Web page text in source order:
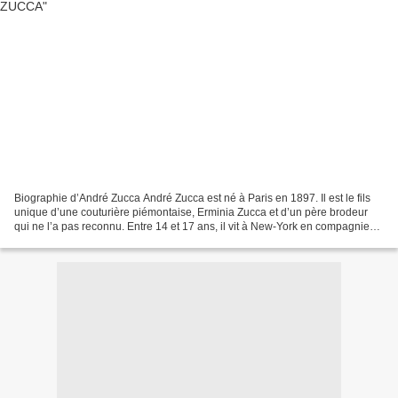
Biographie d’André Zucca André Zucca est né à Paris en 1897. Il est le fils
unique d’une couturière piémontaise, Erminia Zucca et d’un père brodeur
qui ne l’a pas reconnu. Entre 14 et 17 ans, il vit à New-York en compagnie